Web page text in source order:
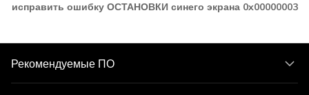
исправить ошибку ОСТАНОВКИ синего экрана 0x00000003
Рекомендуемые ПО